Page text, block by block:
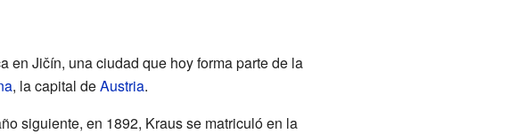
en Jičín, una ciudad que hoy forma parte de la
, la capital deAustria.
siguiente, en 1892, Kraus se matriculó en la